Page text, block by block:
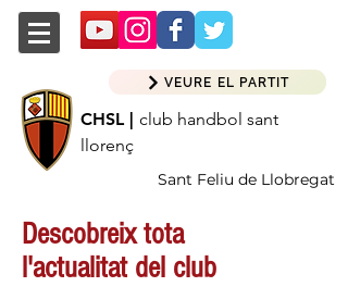
CHSL | club handbol sant
llorenç
Sant Feliu de Llobregat
VEURE EL PARTIT
Descobreix tota
l'actualitat del club